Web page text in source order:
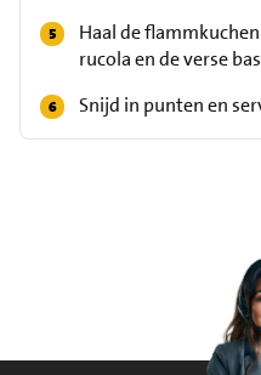
Haal de
rucola en de verse
Snijd in punten en